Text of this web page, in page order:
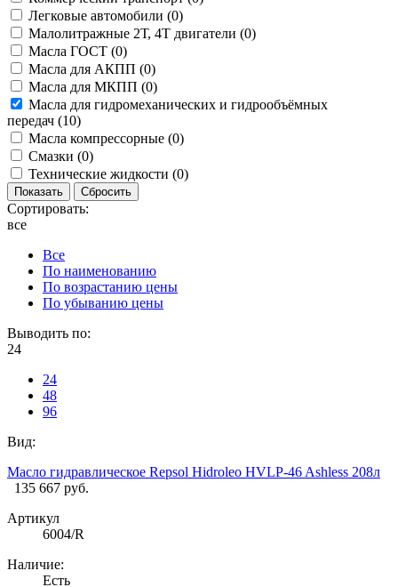
Легковые автомобили (0)
Малолитражные 2Т, 4Т двигатели (0)
Масла ГОСТ (0)
Масла для АКПП (0)
Масла для МКПП (0)
Масла для гидромеханических и гидрообъёмных
передач (10)
Масла компрессорные (0)
Смазки (0)
Технические жидкости (0)
Сортировать:
все
Все
По наименованию
По возрастанию цены
По убыванию цены
Выводить по:
24
24
48
96
Вид:
Масло гидравлическое Repsol Hidroleo HVLP-46 Ashless 208л
135 667 руб.
Артикул
6004/R
Наличие:
Есть